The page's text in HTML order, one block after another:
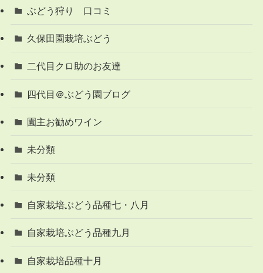
ぶどう狩り 口コミ
久保田園栽培ぶどう
二代目クロ助のお友達
四代目＠ぶどう園ブログ
園主お勧めワイン
未分類
未分類
自家栽培ぶどう品種七・八月
自家栽培ぶどう品種九月
自家栽培品種十月